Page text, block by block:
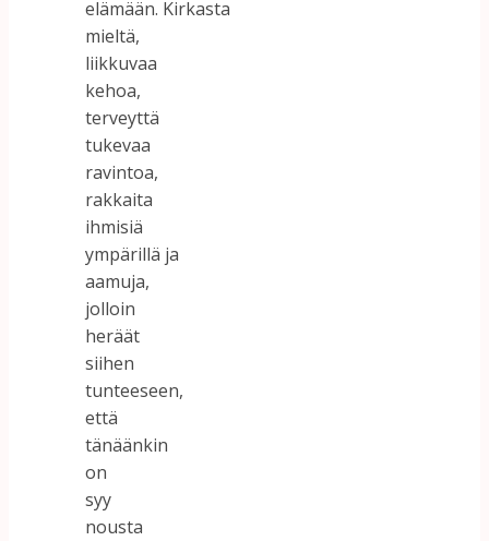
elämään. Kirkasta
mieltä,
liikkuvaa
kehoa,
terveyttä
tukevaa
ravintoa,
rakkaita
ihmisiä
ympärillä ja
aamuja,
jolloin
heräät
siihen
tunteeseen,
että
tänäänkin
on
syy
nousta